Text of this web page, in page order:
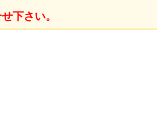
下さい。